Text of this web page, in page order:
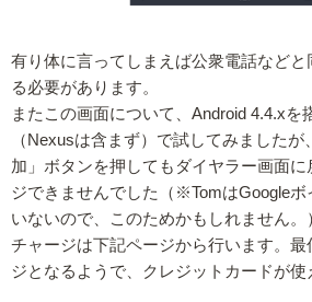
有り体に言ってしまえば公衆電話など
る必要があります。
またこの画面について、Android 4.4.xを
（Nexusは含まず）で試してみましたが
加」ボタンを押してもダイヤラー画面
ジできませんでした（※TomはGoogleボ
いないので、このためかもしれません。
チャージは下記ページから行います。最
ジとなるようで、クレジットカードが使